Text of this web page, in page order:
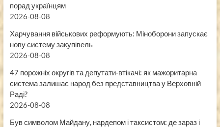
порад українцям
2026-08-08
Харчування військових реформують: Міноборони запускає
нову систему закупівель
2026-08-08
47 порожніх округів та депутати-втікачі: як мажоритарна
система залишає народ без представництва у Верховній
Раді?
2026-08-08
Був символом Майдану, нардепом і таксистом: де зараз і